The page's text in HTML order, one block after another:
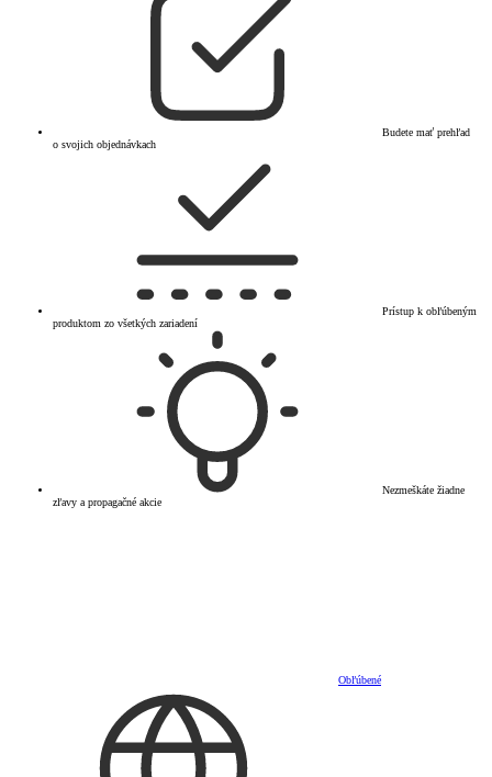
Budete mať prehľad
o svojich objednávkach
Prístup k obľúbeným
produktom zo všetkých zariadení
Nezmeškáte žiadne
zľavy a propagačné akcie
Obľúbené